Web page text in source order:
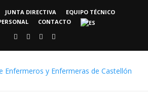
JUNTA DIRECTIVA
EQUIPO TÉCNICO
CONTACTO